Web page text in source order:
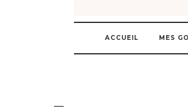
ACCUEIL MES